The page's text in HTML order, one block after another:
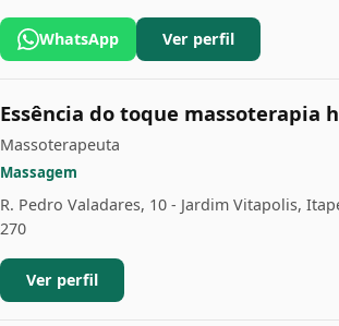
WhatsApp Ver perfil
Essência do toque massoterapia
Massoterapeuta
Massagem
R. Pedro Valadares, 10 - Jardim Vitapolis,
270
Ver perfil